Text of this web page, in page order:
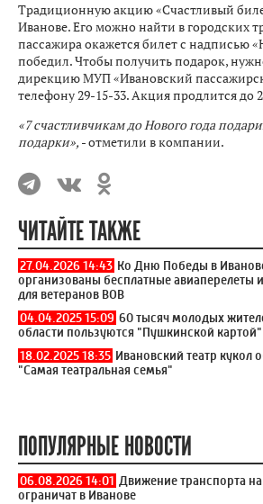
Традиционную акцию «Счастливый
Иванове. Его можно найти в городских
пассажира окажется билет с надписью
победил. Чтобы получить подарок,
дирекцию МУП «Ивановский
телефону 29-15-33. Акция продлится до
«7 счастливчикам до Нового года
подарки», - отметили в компании.
ЧИТАЙТЕ ТАКЖЕ
27.04.2026 14:43 Ко Дню Победы в
организованы бесплатные авиаперелеты
для ветеранов ВОВ
04.04.2025 15:09 60 тысяч молодых
области пользуются "Пушкинской картой"
18.02.2025 18:35 Ивановский театр кукол
"Самая театральная семья"
ПОПУЛЯРНЫЕ НОВОСТИ
06.08.2026 14:01 Движение транспорта
ограничат в Иванове